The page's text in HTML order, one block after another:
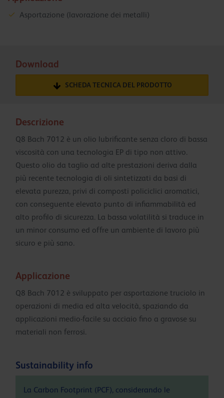
Asportazione (lavorazione dei metalli)
Download
SCHEDA TECNICA DEL PRODOTTO
Descrizione
Q8 Bach 7012 è un olio lubrificante senza cloro di bassa
viscosità con una tecnologia EP di tipo non attivo.
Questo olio da taglio ad alte prestazioni deriva dalla
più recente tecnologia di oli sintetizzati da basi di
elevata purezza, privi di composti policiclici aromatici,
con conseguente elevato punto di infiammabilità ed
alto profilo di sicurezza. La bassa volatilità si traduce in
un minor consumo ed offre un ambiente di lavoro più
sicuro e più sano.
Applicazione
Q8 Bach 7012 è sviluppato per asportazione truciolo in
operazioni di media ed alta velocità, spaziando da
applicazioni medio-facile su acciaio fino a gravose su
materiali non ferrosi.
Sustainability info
La Carbon Footprint (PCF), considerando le